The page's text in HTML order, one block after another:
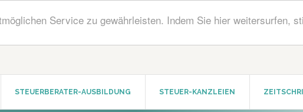
Service zu gewährleisten. Indem Sie hier weitersurfen,
STEUERBERATER-AUSBILDUNG STEUER-KANZLEIEN